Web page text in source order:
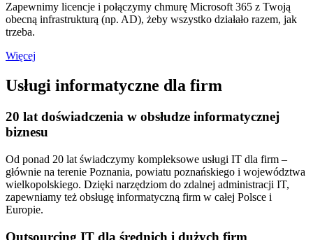
Zapewnimy licencje i połączymy chmurę Microsoft 365 z Twoją
obecną infrastrukturą (np. AD), żeby wszystko działało razem, jak
trzeba.
Więcej
Usługi informatyczne dla firm
20 lat doświadczenia w obsłudze informatycznej
biznesu
Od ponad 20 lat świadczymy kompleksowe usługi IT dla firm –
głównie na terenie Poznania, powiatu poznańskiego i województwa
wielkopolskiego. Dzięki narzędziom do zdalnej administracji IT,
zapewniamy też obsługę informatyczną firm w całej Polsce i
Europie.
Outsourcing IT dla średnich i dużych firm